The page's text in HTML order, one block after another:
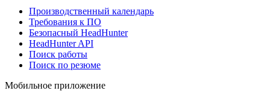
Производственный календарь
Требования к ПО
Безопасный HeadHunter
HeadHunter API
Поиск работы
Поиск по резюме
Мобильное приложение